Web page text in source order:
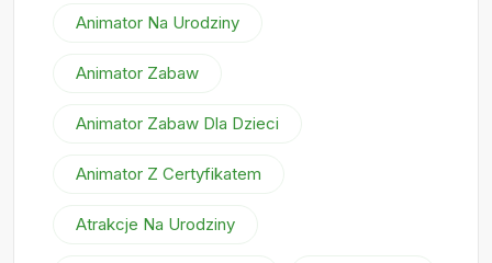
Animator Na Urodziny
Animator Zabaw
Animator Zabaw Dla Dzieci
Animator Z Certyfikatem
Atrakcje Na Urodziny